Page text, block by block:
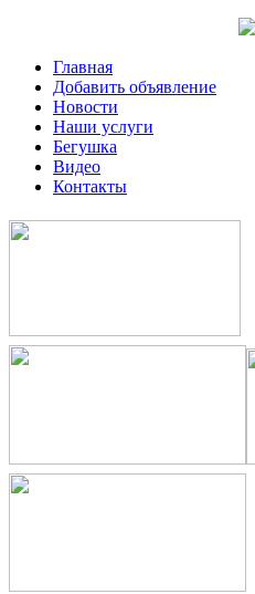
Главная
Добавить объявление
Новости
Наши услуги
Бегушка
Видео
Контакты